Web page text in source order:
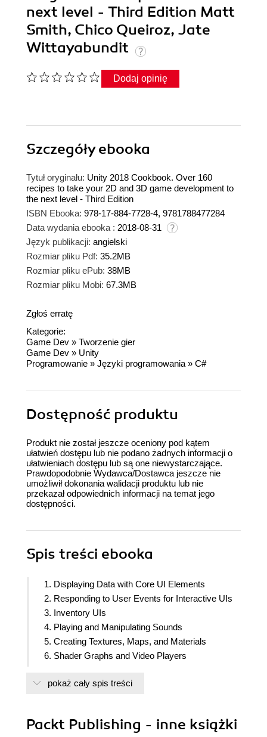
next level - Third Edition Matt
Smith, Chico Queiroz, Jate
Wittayabundit
Dodaj opinię
Szczegółyebooka
Tytuł oryginału: Unity 2018 Cookbook. Over 160
recipes to take your 2D and 3D game development to
the next level - Third Edition
ISBN Ebooka: 978-17-884-7728-4, 9781788477284
Data wydania ebooka : 2018-08-31
Język publikacji: angielski
Rozmiar pliku Pdf: 35.2MB
Rozmiar pliku ePub: 38MB
Rozmiar pliku Mobi: 67.3MB
Zgłoś erratę
Kategorie:
Game Dev » Tworzenie gier
Game Dev » Unity
Programowanie » Języki programowania » C#
Dostępność produktu
Produkt nie został jeszcze oceniony pod kątem
ułatwień dostępu lub nie podano żadnych informacji o
ułatwieniach dostępu lub są one niewystarczające.
Prawdopodobnie Wydawca/Dostawca jeszcze nie
umożliwił dokonania walidacji produktu lub nie
przekazał odpowiednich informacji na temat jego
dostępności.
Spis treści ebooka
1. Displaying Data with Core UI Elements
2. Responding to User Events for Interactive UIs
3. Inventory UIs
4. Playing and Manipulating Sounds
5. Creating Textures, Maps, and Materials
6. Shader Graphs and Video Players
8. Lights and Effects
11. Webserver Communication and Online
pokaż cały spis treści
Packt Publishing - inne książki